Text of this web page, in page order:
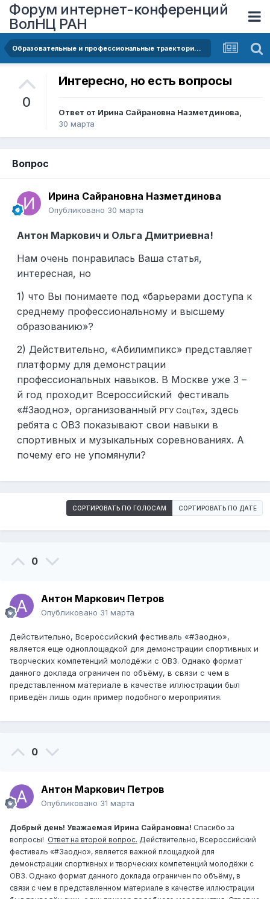
Форум интернет-конференций
ВолНЦ РАН
Образовательные и профессиональные траектории молодёжи с инвалидностью: интеграция, барьеры и перспективы
0
Интересно, но есть вопросы
Ответ от Ирина Сайрановна Назметдинова,
30 марта
Вопрос
Ирина Сайрановна Назметдинова
Опубликовано 30 марта
Антон Маркович и Ольга Дмитриевна!
Нам очень понравилась Ваша статья,
интересная, но
1) что Вы понимаете под «барьерами доступа к
среднему профессиональному и высшему
образованию»?
2) Действительно, «Абилимпикс» представляет
платформу для демонстрации
профессиональных навыков. В Москве уже 3 –
й год проходит Всероссийский фестиваль
«#Заодно», организованный РГУ СоцТех, здесь
ребята с ОВЗ показывают свои навыки в
спортивных и музыкальных соревнованиях. А
почему его не упомянули?
СОРТИРОВАТЬ ПО ГОЛОСАМ СОРТИРОВАТЬ ПО ДАТЕ
0
Антон Маркович Петров
Опубликовано 31 марта
Действительно, Всероссийский фестиваль «#Заодно»,
является еще одноплощадкой для демонстрации спортивных и
творческих компетенций молодёжи с ОВЗ. Однако формат
данного доклада ограничен по объёму, в связи с чем в
представленном материале в качестве иллюстрации был
приведён лишь один пример подобного мероприятия.
0
Антон Маркович Петров
Опубликовано 31 марта
Добрый день! Уважаемая Ирина Сайрановна! Спасибо за
вопросы! Ответ на второй вопрос. Действительно, Всероссийский
фестиваль «#Заодно», является важной площадкой для
демонстрации спортивных и творческих компетенций молодёжи с
ОВЗ. Однако формат данного доклада ограничен по объёму, в
связи с чем в представленном материале в качестве иллюстрации